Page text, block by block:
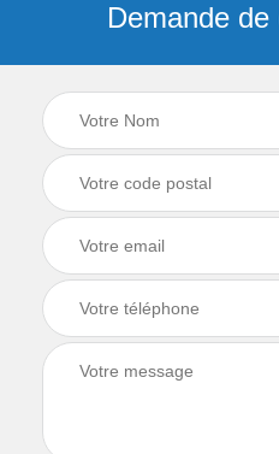
Demande